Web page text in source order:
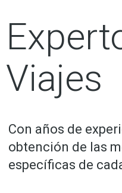
Viajes
Con años de
obtención de las
específicas de